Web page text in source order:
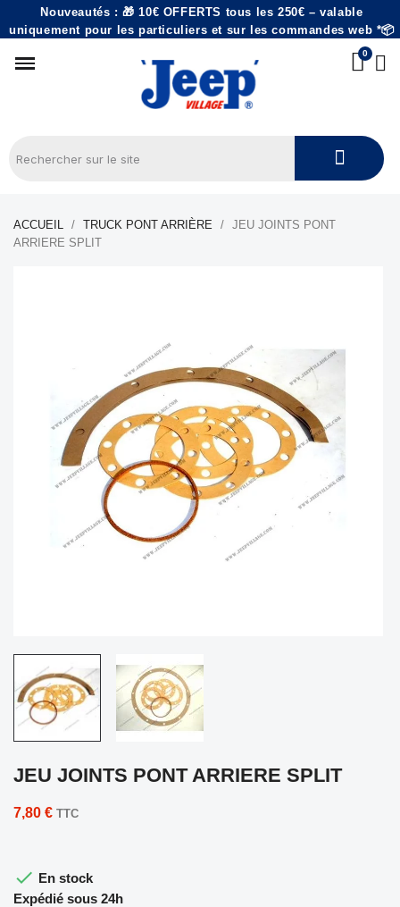
Nouveautés : 🎁 10€ OFFERTS tous les 250€ – valable
uniquement pour les particuliers et sur les commandes web *📦
ACCUEIL TRUCK PONT ARRIÈRE
JEU JOINTS PONT
ARRIERE SPLIT
JEU JOINTS PONT ARRIERE SPLIT
7,80 € TTC
 En stock
Expédié sous 24h